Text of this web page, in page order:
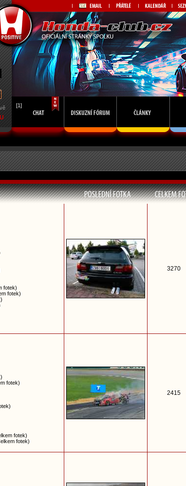
[1]
fotek)
fotek)
3270
fotek)
fotek)
fotek)
2415